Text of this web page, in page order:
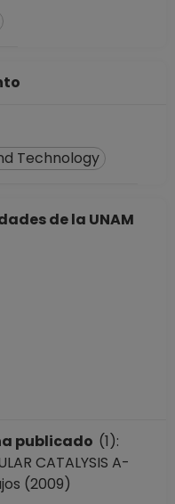
Technology
de la UNAM
publicado (1):
CATALYSIS A-
(2009)